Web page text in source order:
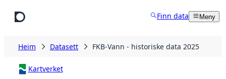
Finn data Meny
Heim Datasett FKB-Vann - historiske data 2025
Kartverket